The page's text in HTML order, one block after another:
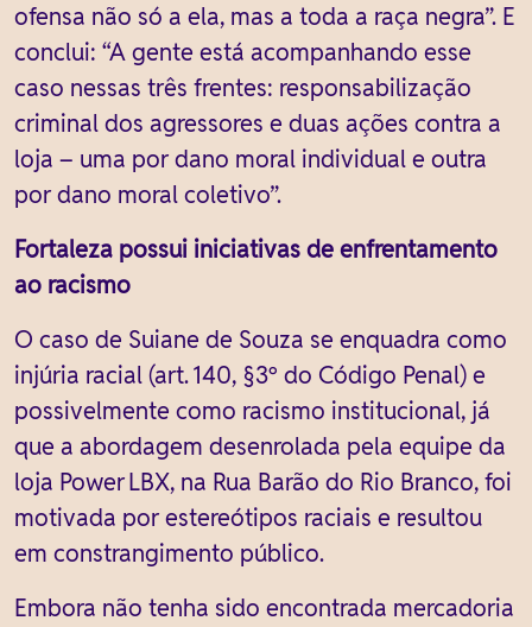
ofensa não só a ela, mas a toda a raça negra”. E
conclui: “A gente está acompanhando esse
caso nessas três frentes: responsabilização
criminal dos agressores e duas ações contra a
loja – uma por dano moral individual e outra
por dano moral coletivo”.
Fortaleza possui iniciativas de enfrentamento
ao racismo
O caso de Suiane de Souza se enquadra como
injúria racial (art. 140, §3º do Código Penal) e
possivelmente como racismo institucional, já
que a abordagem desenrolada pela equipe da
loja Power LBX, na Rua Barão do Rio Branco, foi
motivada por estereótipos raciais e resultou
em constrangimento público.
Embora não tenha sido encontrada mercadoria